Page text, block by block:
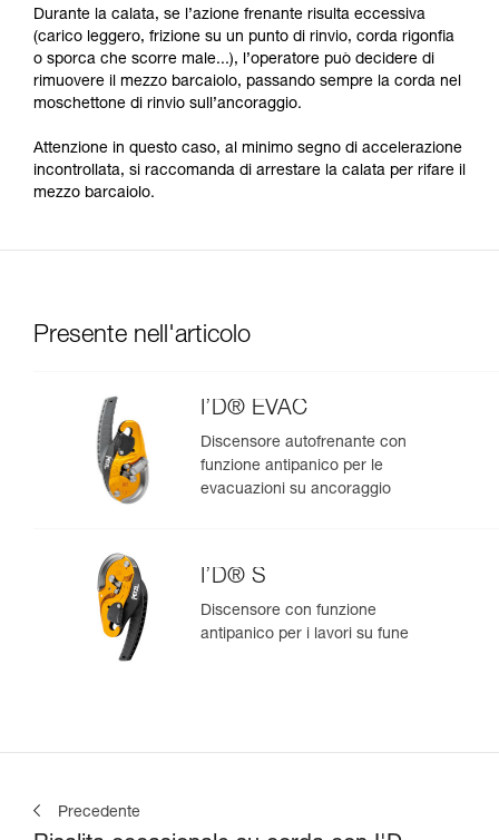
Durante la calata, se l’azione frenante risulta eccessiva
(carico leggero, frizione su un punto di rinvio, corda rigonfia
o sporca che scorre male...), l’operatore può decidere di
rimuovere il mezzo barcaiolo, passando sempre la corda nel
moschettone di rinvio sull’ancoraggio.
Attenzione in questo caso, al minimo segno di accelerazione
incontrollata, si raccomanda di arrestare la calata per rifare il
mezzo barcaiolo.
Presente nell'articolo
I’D® EVAC
Discensore autofrenante con
funzione antipanico per le
evacuazioni su ancoraggio
I’D® S
Discensore con funzione
antipanico per i lavori su fune
Precedente